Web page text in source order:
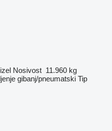
Nosivost 11.960 kg
gibanj/pneumatski Tip